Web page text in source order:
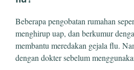
Beberapa pengobatan rumahan
menghirup uap, dan berkumur
membantu meredakan gejala flu.
dengan dokter sebelum